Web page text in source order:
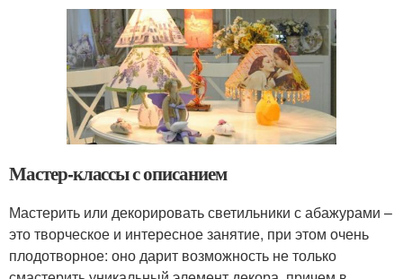
Мастер-классы с описанием
Мастерить или декорировать светильники с абажурами –
это творческое и интересное занятие, при этом очень
плодотворное: оно дарит возможность не только